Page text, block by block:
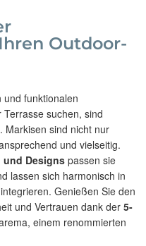
Outdoor-
und funktionalen
suchen, sind
Markisen sind nicht nur
und vielseitig.
Designs passen sie
lassen sich harmonisch in
Genießen Sie den
und Vertrauen dank der 5-
einem renommierten